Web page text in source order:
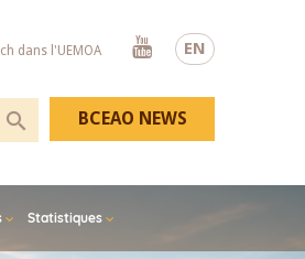
EN
dans l'UEMOA
Youtube
Statistiques
BCEAO NEWS